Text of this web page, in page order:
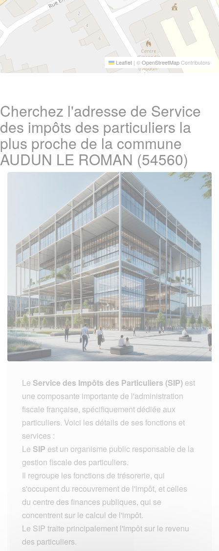
Leaflet | ©OpenStreetMapContributors
Cherchez l'adresse de Service
des impôts des particuliers la
plus proche de la commune
AUDUN LE ROMAN (54560)
Le Service des Impôts des Particuliers (SIP) est
une composante importante de l'administration
fiscale française, spécifiquement dédiée aux
particuliers. Voici les détails de ses fonctions et
services :
Le SIP est un organisme public responsable de la
gestion fiscale des particuliers.
Il regroupe les fonctions de trésorerie, qui
s'occupent du recouvrement de l'impôt, et celles
du centre des finances publiques, qui se
concentrent sur le calcul de l'impôt.
Le SIP traite principalement l'impôt sur le revenu
des particuliers.